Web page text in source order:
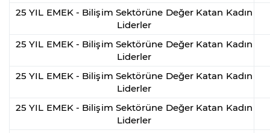
25 YIL EMEK - Bilişim Sektörüne Değer Katan Kadın
Liderler
25 YIL EMEK - Bilişim Sektörüne Değer Katan Kadın
Liderler
25 YIL EMEK - Bilişim Sektörüne Değer Katan Kadın
Liderler
25 YIL EMEK - Bilişim Sektörüne Değer Katan Kadın
Liderler